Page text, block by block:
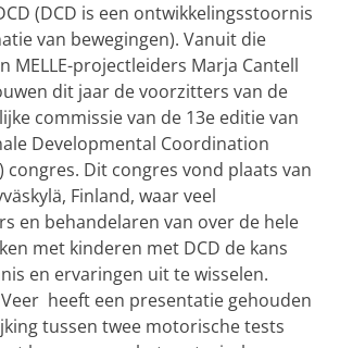
(DCD is een ontwikkelingsstoornis
van bewegingen). Vanuit die
MELLE-projectleiders Marja Cantell
dit jaar de voorzitters van de
commissie van de 13e editie van
Developmental Coordination
congres. Dit congres vond plaats van
Finland, waar veel
en behandelaren van over de hele
met kinderen met DCD de kans
en ervaringen uit te wisselen.
heeft een presentatie gehouden
tussen twee motorische tests